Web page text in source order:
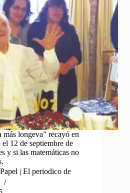
longeva” recayó en
12 de septiembre de
y si las matemáticas no
| El periodico de